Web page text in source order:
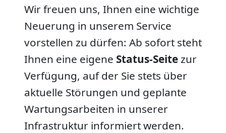
Wir freuen uns, Ihnen eine wichtige
Neuerung in unserem Service
vorstellen zu dürfen: Ab sofort steht
Ihnen eine eigene Status-Seitezur
Verfügung, auf der Sie stets über
aktuelle Störungen und geplante
Wartungsarbeiten in unserer
Infrastruktur informiert werden.